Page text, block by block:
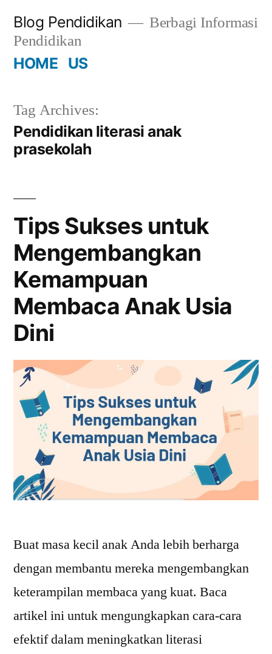
content
Blog Pendidikan
Berbagi Informasi
Pendidikan
HOME US
Tag Archives:
Pendidikan literasi anak
prasekolah
Tips Sukses untuk
Mengembangkan
Kemampuan
Membaca Anak Usia
Dini
Buat masa kecil anak Anda lebih berharga
dengan membantu mereka mengembangkan
keterampilan membaca yang kuat. Baca
artikel ini untuk mengungkapkan cara-cara
efektif dalam meningkatkan literasi